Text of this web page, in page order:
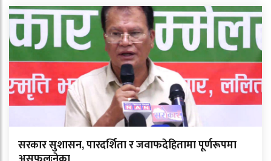
सरकार सुशासन, पारदर्शिता र जवाफदेहितामा पूर्णरूपमा